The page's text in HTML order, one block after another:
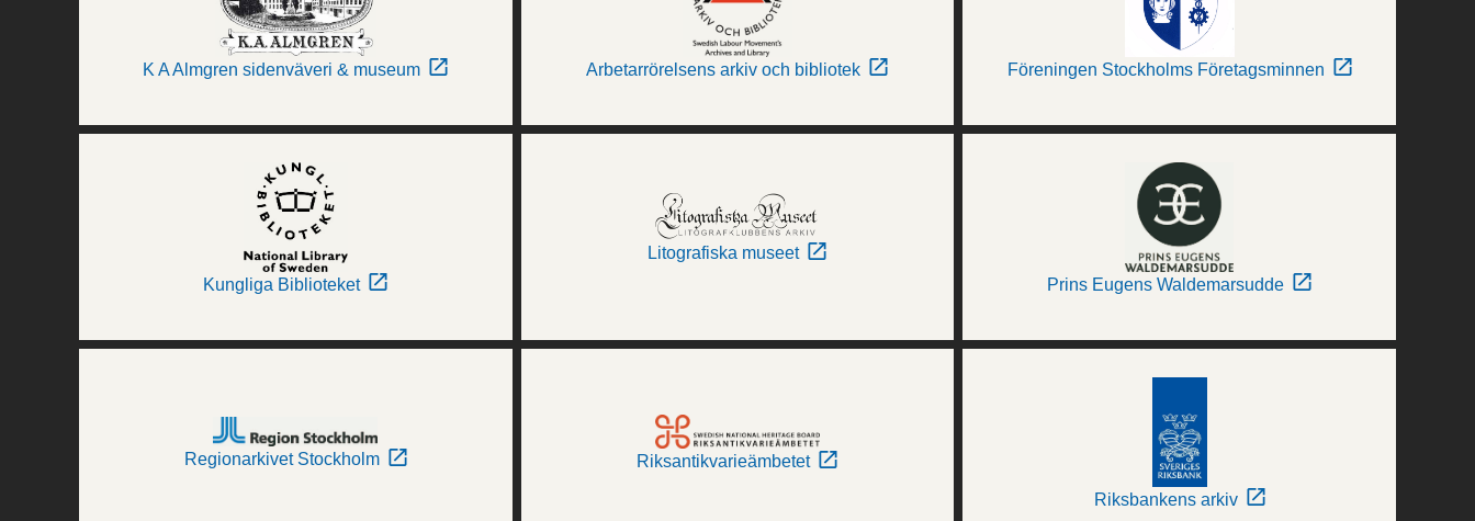
K A Almgren sidenväveri & museum Arbetarrörelsens arkiv och bibliotek Föreningen Stockholms Företagsminnen
Kungliga Biblioteket
Litografiska museet
Prins Eugens Waldemarsudde
Regionarkivet Stockholm Riksantikvarieämbetet
Riksbankens arkiv